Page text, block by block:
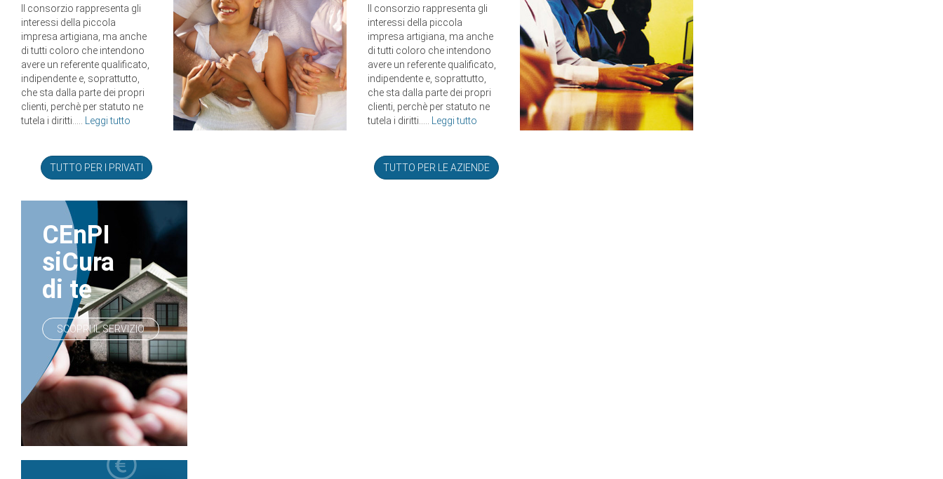
Il consorzio rappresenta gli
interessi della piccola
impresa artigiana, ma anche
di tutti coloro che intendono
avere un referente qualificato,
indipendente e, soprattutto,
che sta dalla parte dei propri
clienti, perchè per statuto ne
tutela i diritti.....
Leggi tutto
TUTTO PER I PRIVATI
Il consorzio rappresenta gli
interessi della piccola
impresa artigiana, ma anche
di tutti coloro che intendono
avere un referente qualificato,
indipendente e, soprattutto,
che sta dalla parte dei propri
clienti, perchè per statuto ne
tutela i diritti.....
Leggi tutto
TUTTO PER LE AZIENDE
CEnPI
siCura
di te
SCOPRI IL SERVIZIO